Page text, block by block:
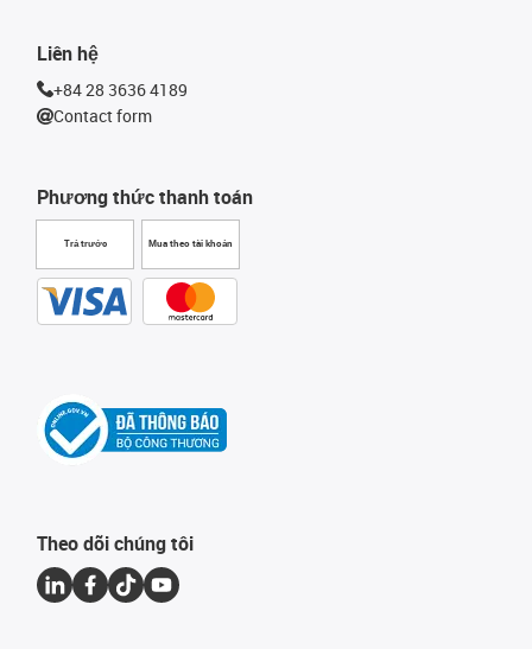
Phương thức thanh toán
Trả trước Mua theo tài khoản
Liên hệ
+84 28 3636 4189
Contact form
Theo dõi chúng tôi